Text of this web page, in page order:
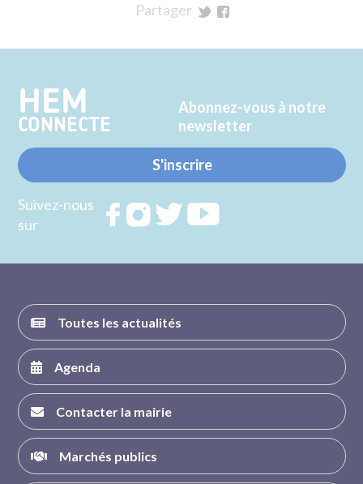
Partager
Twitter
Facebook
HEM
CONNECTE
Abonnez-vous à notre
newsletter
S'inscrire
Suivez-nous
sur
RejoignezRejoignezRejoignez
Toutes les actualités
Agenda
Contacter la mairie
Marchés publics